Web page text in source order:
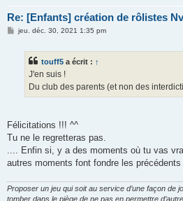
Re: [Enfants] création de rôlistes
Mjeu. déc. 30, 2021 1:35 pm
touff5 a écrit : ↑
J'en suis !
Du club des parents (et non des
Félicitations !!! ^^
Tu ne le regretteras pas.
.... Enfin si, y a des moments où tu vas
autres moments font fondre les
Proposer un jeu qui soit au service d’une façon de
tomber dans le piège de ne pas en permettre